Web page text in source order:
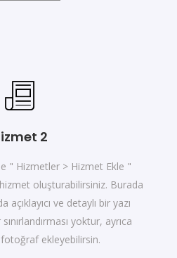
2
" Hizmetler > Hizmet Ekle "
oluşturabilirsiniz. Burada
açıklayıcı ve detaylı bir yazı
yoktur, ayrıca
ekleyebilirsin.